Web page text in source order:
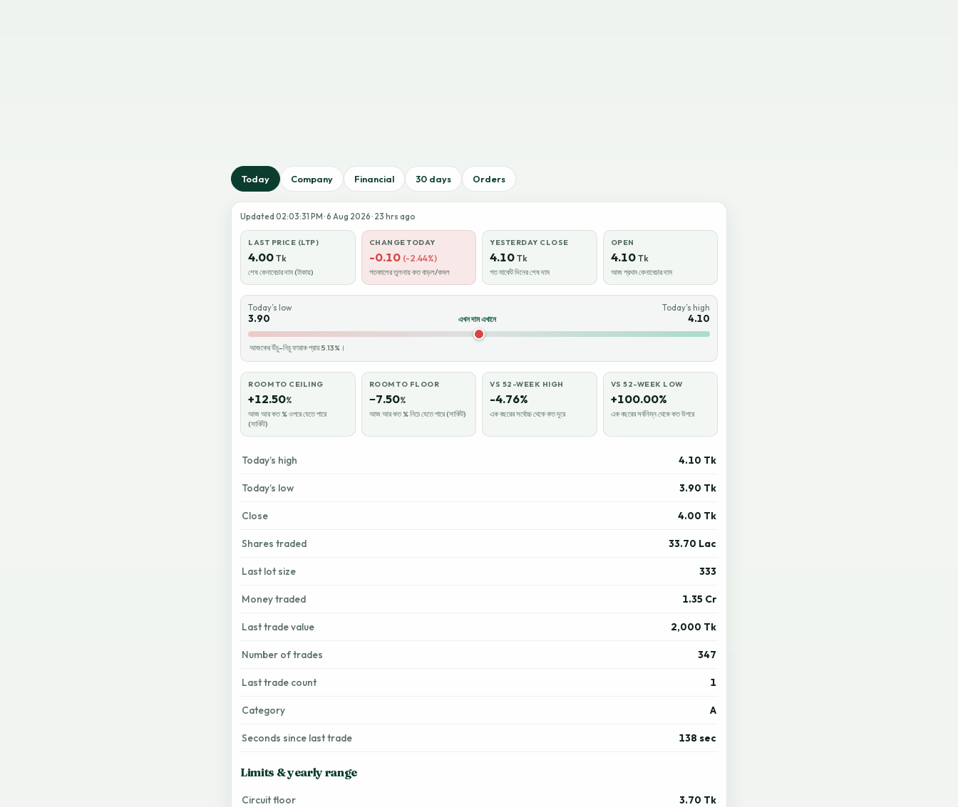
Today Company Financial 30 days Orders
Updated 02:03:31 PM · 6 Aug 2026 · 23 hrs ago
LAST PRICE (LTP)
4.00 Tk
শেষ কেনাবেচার দাম (টাকায়)
CHANGE TODAY
-0.10 (-2.44%)
গতকালের তুলনায় কত বাড়ল/কমল
YESTERDAY CLOSE
4.10 Tk
গত মার্কেট দিনের শেষ দাম
OPEN
4.10 Tk
আজ প্রথম কেনাবেচার দাম
Today’s low
3.90 এখন দাম এখানে
Today’s high
4.10
আজকের উঁচু–নিচু ফারাক প্রায় 5.13%।
ROOM TO CEILING
+12.50%
আজ আর কত % ওপরে যেতে পারে
(সার্কিট)
ROOM TO FLOOR
−7.50%
আজ আর কত % নিচে যেতে পারে (সার্কিট)
VS 52-WEEK HIGH
-4.76%
এক বছরের সর্বোচ্চ থেকে কত দূরে
VS 52-WEEK LOW
+100.00%
এক বছরের সর্বনিম্ন থেকে কত উপরে
Today’s high 4.10 Tk
Today’s low 3.90 Tk
Close 4.00 Tk
Shares traded 33.70 Lac
Last lot size 333
Money traded 1.35 Cr
Last trade value 2,000 Tk
Number of trades 347
Last trade count 1
Category A
Seconds since last trade 138 sec
Limits & yearly range
Circuit floor 3.70 Tk